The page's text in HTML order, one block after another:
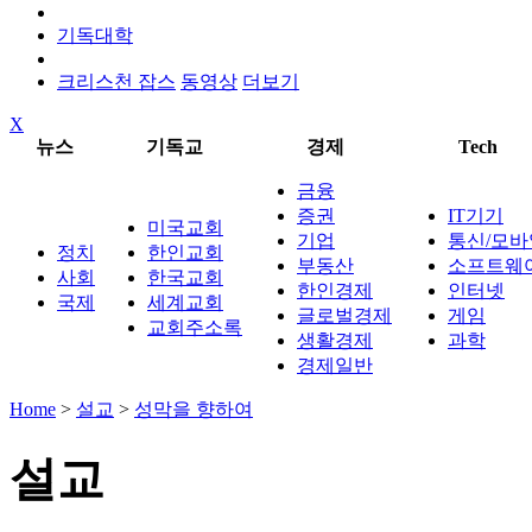
기독대학
크리스천 잡스 동영상 더보기
X
뉴스
기독교 경제 Tech
정치
사회
국제
미국교회
한인교회
한국교회
세계교회
교회주소록
금융
증권
기업
부동산
한인경제
글로벌경제
생활경제
경제일반
IT기기
통신/모
소프트웨
인터넷
게임
과학
Home > 설교 > 성막을 향하여
설교